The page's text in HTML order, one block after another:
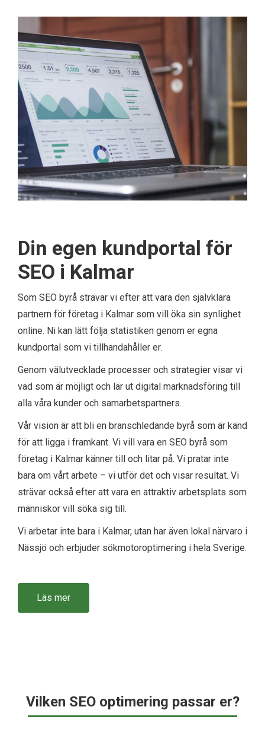
Din egen kundportal för
SEO i Kalmar
Som SEO byrå strävar vi efter att vara den självklara
partnern för företag i Kalmar som vill öka sin synlighet
online. Ni kan lätt följa statistiken genom er egna
kundportal som vi tillhandahåller er.
Genom välutvecklade processer och strategier visar vi
vad som är möjligt och lär ut digital marknadsföring till
alla våra kunder och samarbetspartners.
Vår vision är att bli en branschledande byrå som är känd
för att ligga i framkant. Vi vill vara en SEO byrå som
företag i Kalmar känner till och litar på. Vi pratar inte
bara om vårt arbete – vi utför det och visar resultat. Vi
strävar också efter att vara en attraktiv arbetsplats som
människor vill söka sig till.
Vi arbetar inte bara i Kalmar, utan har även lokal närvaro i
Nässjö och erbjuder sökmotoroptimering i hela Sverige.
Läs mer
Vilken SEO optimering passar er?